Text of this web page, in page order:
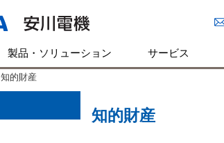
製品・ソリューション サービス
知的財産
知的財産